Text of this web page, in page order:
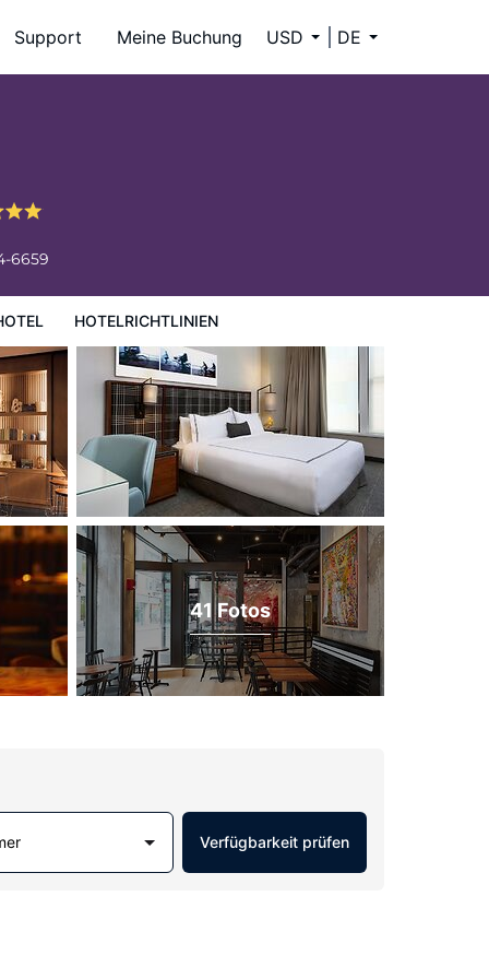
Support Meine Buchung USD DE
6659
HOTELRICHTLINIEN
41 Fotos
Verfügbarkeit prüfen